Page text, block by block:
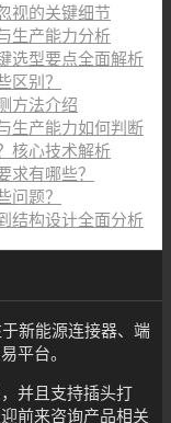
视的关键细节
生产能力分析
选型要点全面解析
区别？
方法介绍
生产能力如何判断
核心技术解析
有哪些？
问题？
结构设计全面分析
新能源连接器、端
平台。
并且支持插头打
前来咨询产品相关